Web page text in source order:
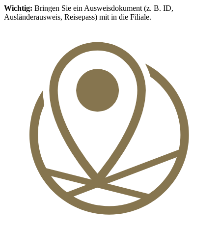
Wichtig: Bringen Sie ein Ausweisdokument (z. B. ID,
Ausländerausweis, Reisepass) mit in die Filiale.